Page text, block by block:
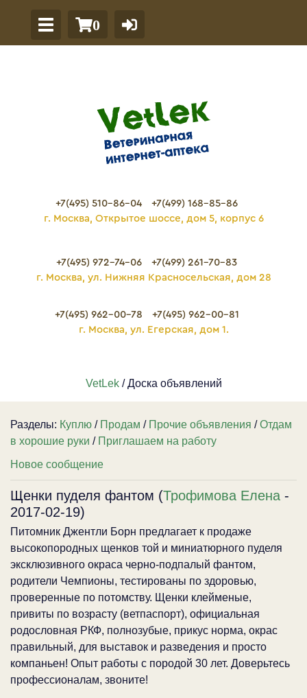
0
+7(495) 510-86-04
+7(499) 168-85-86
г. Москва, Открытое шоссе, дом 5, корпус 6
+7(495) 972-74-06
+7(499) 261-70-83
г. Москва, ул. Нижняя Красносельская, дом 28
+7(495) 962-00-78
+7(495) 962-00-81
г. Москва, ул. Егерская, дом 1.
VetLek/ Доска объявлений
Разделы: Куплю / Продам / Прочие объявления /Отдам
в хорошие руки / Приглашаем на работу
Новое сообщение
Щенки пуделя фантом (Трофимова Елена -
2017-02-19)
Питомник Джентли Борн предлагает к продаже
высокопородных щенков той и миниатюрного пуделя
эксклюзивного окраса черно-подпалый фантом,
родители Чемпионы, тестированы по здоровью,
проверенные по потомству. Щенки клейменые,
привиты по возрасту (ветпаспорт), официальная
родословная РКФ, полнозубые, прикус норма, окрас
правильный, для выставок и разведения и просто
компаньен! Опыт работы с породой 30 лет. Доверьтесь
профессионалам, звоните!